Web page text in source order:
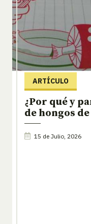
ARTÍCULO
¿Por qué y
de hongos
15 de Julio, 2026